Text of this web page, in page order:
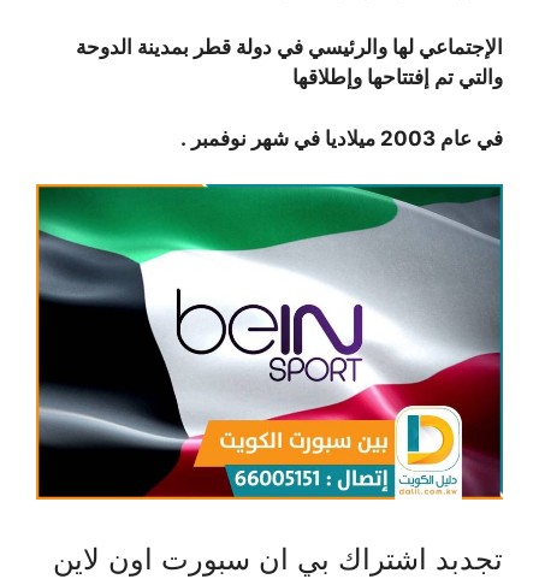
الإجتماعي لها والرئيسي في دولة قطر بمدينة الدوحة
والتي تم إفتتاحها وإطلاقها
في عام 2003 ميلاديا في شهر نوفمبر .
تجدبد اشتراك بي ان سبورت اون لاين